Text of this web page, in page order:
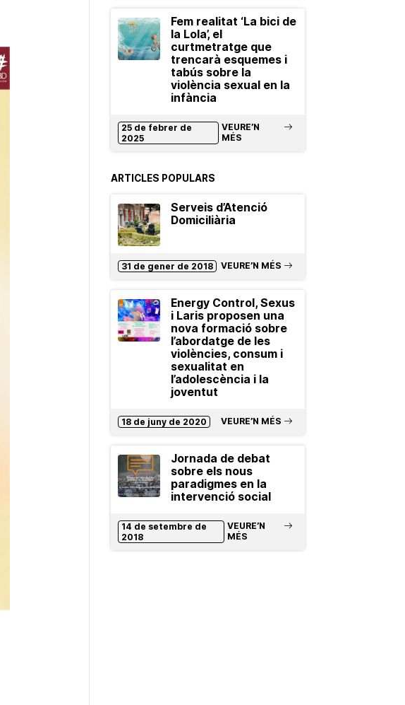
Fem realitat ‘La bici de
la Lola’, el
curtmetratge que
trencarà esquemes i
tabús sobre la
violència sexual en la
infància
25 de febrer de
2025
VEURE’N
MÉS
ARTICLES POPULARS
Serveis d’Atenció
Domiciliària
31 de gener de 2018 VEURE’N MÉS
Energy Control, Sexus
i Laris proposen una
nova formació sobre
l’abordatge de les
violències, consum i
sexualitat en
l’adolescència i la
joventut
18 de juny de 2020 VEURE’N MÉS
Jornada de debat
sobre els nous
paradigmes en la
intervenció social
14 de setembre de
2018
VEURE’N
MÉS